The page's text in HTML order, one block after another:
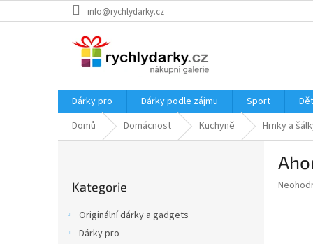
na
info@rychlydarky.cz
Dárky pro Dárky podle zájmu Sport
Domů
Domácnost Kuchyně Hrnky a
kategorie
Kategorie
Originální dárky a gadgets
Dárky pro